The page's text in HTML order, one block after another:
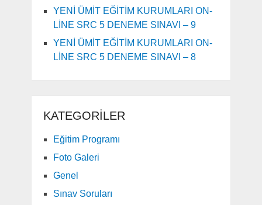
YENİ ÜMİT EĞİTİM KURUMLARI ON-
LİNE SRC 5 DENEME SINAVI – 9
YENİ ÜMİT EĞİTİM KURUMLARI ON-
LİNE SRC 5 DENEME SINAVI – 8
KATEGORILER
Eğitim Programı
Foto Galeri
Genel
Sınav Soruları